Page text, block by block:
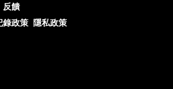
反饋
錄政策 隱私政策